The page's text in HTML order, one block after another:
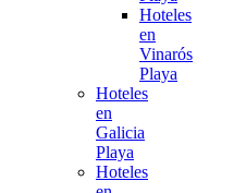
Hoteles
en
Vinarós
Playa
Hoteles
en
Galicia
Playa
Hoteles